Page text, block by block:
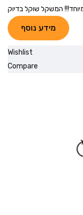
המשקל שוקל בדיוק
מידע נוסף
Wishlist
Compare